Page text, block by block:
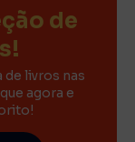
de
de livros nas
agora e